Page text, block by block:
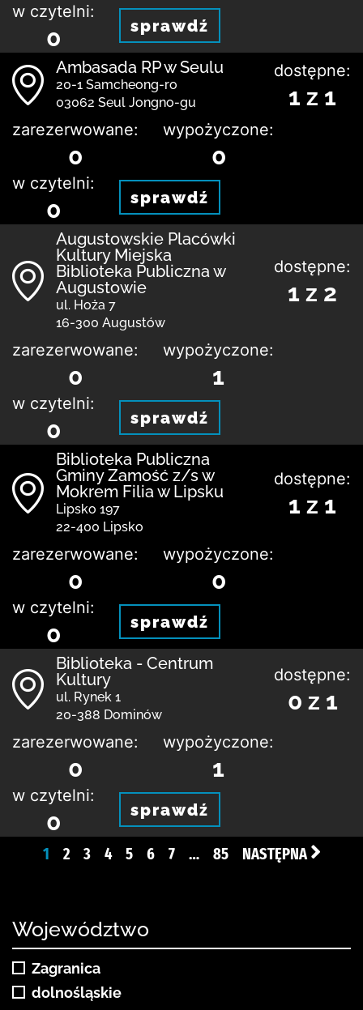
w czytelni:
0 sprawdź
Ambasada RP w Seulu
20-1 Samcheong-ro
03062 Seul Jongno-gu
dostępne:
1 z 1
zarezerwowane:
0
wypożyczone:
0
w czytelni:
0 sprawdź
Augustowskie Placówki
Kultury Miejska
Biblioteka Publiczna w
Augustowie
ul. Hoża 7
16-300 Augustów
dostępne:
1 z 2
zarezerwowane:
0
wypożyczone:
1
w czytelni:
0 sprawdź
Biblio­teka Publiczna
Gminy Zamość z/s w
Mokrem Filia w Lipsku
Lipsko 197
22-400 Lipsko
dostępne:
1 z 1
zarezerwowane:
0
wypożyczone:
0
w czytelni:
0 sprawdź
Biblioteka - Centrum
Kultury
ul. Rynek 1
20-388 Dominów
dostępne:
0 z 1
zarezerwowane:
0
wypożyczone:
1
w czytelni:
0 sprawdź
1 2 3 4 5 6 7 … 85 NASTĘPNA
Województwo
Zagranica
dolnośląskie